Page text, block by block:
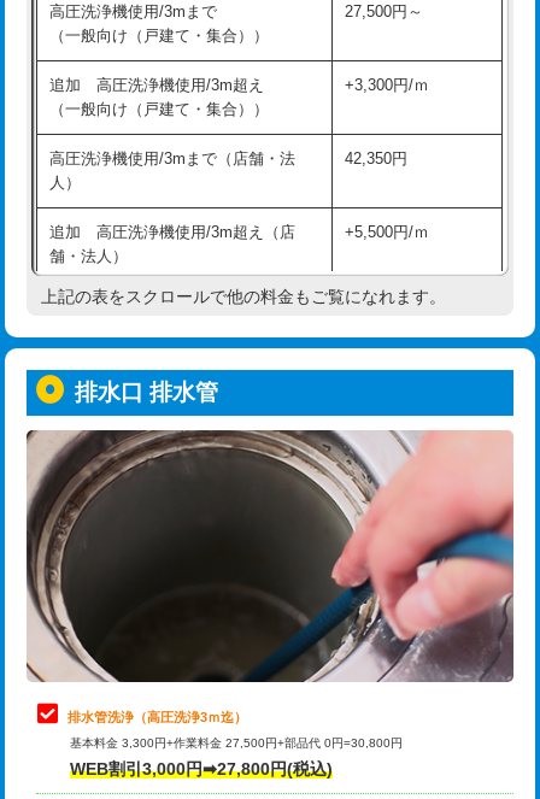
追加人工 16,500円
廃棄・処分 現場見積
※給水管工事は20mmまでの価格です。
給水管工事※（バンド止め)
給水管工事※（支持金具設置) 5,500円
給水管工事※（保温材使用（バンド止
め込み）)
5,500円
給水管工事※（土の掘削・埋め戻し作
業)
11,000円
給水管工事※（塩ビ管（VP・HI）使
用/3ｍまで)
用（追加）/3ｍ超え)
給水管工事※（ライニング鋼管・銅
管・ポリ管・HT管使用/3ｍまで)
44,000円
給水管工事※（ライニング鋼管・銅
管・ポリ管・HT管使用/3ｍ超え)
+8,800円
排水管工事（土の掘削・埋め戻し作
業）
11,000円~
排水管工事（排水管工事/3ｍまで） 55,000円
排水管工事（追加 排水管工事/3ｍ超
え）
マス交換（土の掘削・埋め戻し作業）
高圧洗浄機使用/3mまで
（一般向け（戸建て・集合））
27,500円～
追加 高圧洗浄機使用/3m超え
（一般向け（戸建て・集合））
+3,300円/ｍ
高圧洗浄機使用/3mまで（店舗・法
人）
42,350円
追加 高圧洗浄機使用/3m超え（店
舗・法人）
+5,500円/ｍ
高度高圧洗浄換 現地調査
トーラー機使用/3mまで
追加トーラー機使用/3m超え +3,300円
カメラ調査 33,000円
桝清掃 8,800円
止水・漏水調査・防水処理・清掃・修
理・調整・分解・加工など（軽作業）
11,000円
止水・漏水調査・防水処理・清掃・修
理・調整・分解・加工など（中作業）
22,000円
止水・漏水調査・防水処理・清掃・修
理・調整・分解・加工など（重作業）
33,000円
上記の表をスクロールで他の料金もご覧になれます。
排水口 排水管
排水管洗浄（高圧洗浄3ｍ迄）
基本料金 3,300円+作業料金 27,500円+部品代 0円=30,800円
WEB割引3,000円➡27,800円(税込)